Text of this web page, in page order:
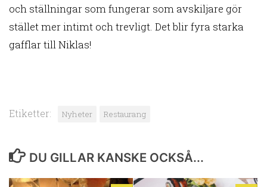
och ställningar som fungerar som avskiljare gör
stället mer intimt och trevligt. Det blir fyra starka
gafflar till Niklas!
Etiketter: Nyheter Restaurang
DU GILLAR KANSKE OCKSÅ...